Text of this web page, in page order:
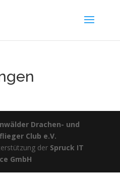
Drachen- und
Club e.V.
der Spruck IT
GmbH